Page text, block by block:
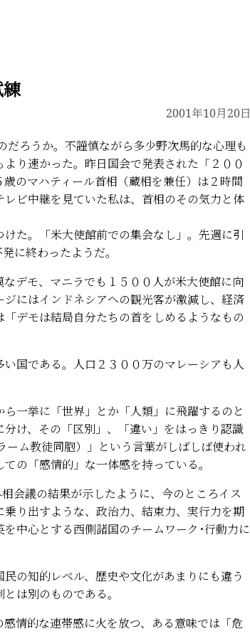
2001年10月20日
ろうか。不謹慎ながら多少野次馬的な心理も
り速かった。昨日国会で発表された「２００
のマハティール首相（蔵相を兼任）は２時間
ビ中継を見ていた私は、首相のその気力と体
た。「米大使館前での集会なし」。先週に引
に終わったようだ。
デモ、マニラでも１５００人が米大使館に向
にはインドネシアへの観光客が激減し、経済
デモは結局自分たちの首をしめるようなもの
国である。人口２３００万のマレーシアも人
一挙に「世界」とか「人類」に飛躍するのと
け、その「区別」、「違い」をはっきり認識
ム教徒同胞）」という言葉がしばしば使われ
の「感情的」な一体感を持っている。
会議の結果が示したように、今のところイス
り出すような、政治力、結束力、実行力を期
中心とする西側諸国のチームワーク･行動力に
の知的レベル、歴史や文化があまりにも違う
は別のものである。
情的な連帯感に火を放つ、ある意味では「危